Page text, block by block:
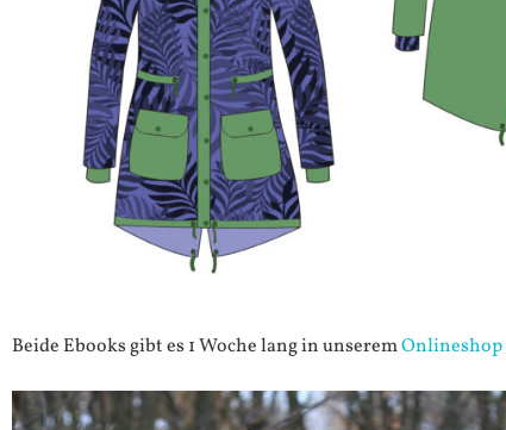
Beide Ebooks gibt es 1 Woche lang in unseremOnlineshop